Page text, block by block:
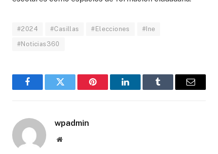
#2024 #Casillas #Elecciones #Ine
#Noticias360
FacebookTwitter Pinterest LinkedInTumblr Email
wpadmin
Website